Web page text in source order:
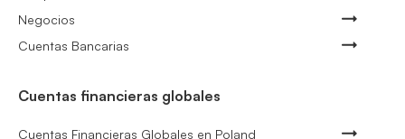
Negocios
Cuentas Bancarias
Cuentas financieras globales
Cuentas Financieras Globales en Poland